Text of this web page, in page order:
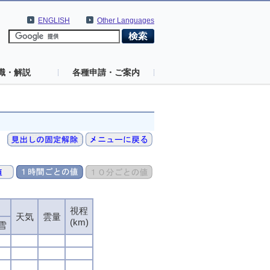
Other Languages
ENGLISH
・解説 各種申請・ご案内
天気
雲量
視程
(km)
天気
雲量
視程
(km)
天気
雲量
視程
(km)
天気
雲量
視程
(km)